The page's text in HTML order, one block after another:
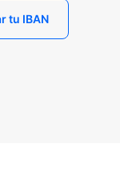
tu IBAN